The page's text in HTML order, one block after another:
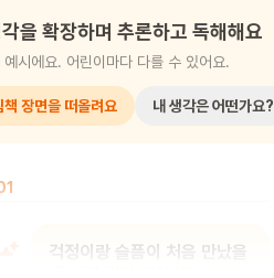
을 확장하며 추론하고 독해해요
예시에요. 어린이마다 다를 수 있어요.
책 장면을 떠올려요 내 생각은 어떤가요?
걱정이랑 슬픔이 처음 만났을